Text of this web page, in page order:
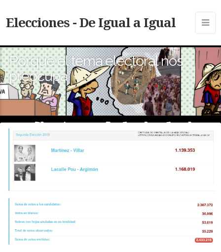
Elecciones - De Igual a Igual
Porque el tema electoral nos
preocupa